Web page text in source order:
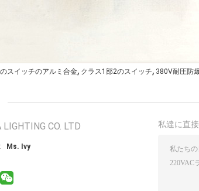
スイッチのアルミ合金, クラス1部2のスイッチ, 380V耐圧防
LIGHTING CO. LTD
Ms. Ivy
私達に直